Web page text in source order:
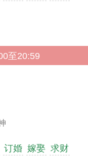
至20:59
订婚 嫁娶 求财